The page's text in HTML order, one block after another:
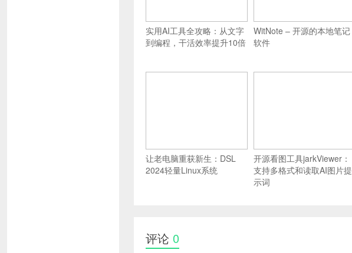
实用AI工具全攻略：从文字
到编程，干活效率提升10倍
WitNote – 开源的本地笔记
软件
让老电脑重获新生：DSL
2024轻量Linux系统
开源看图工具jarkViewer：
支持多格式和读取AI图片提
示词
评论 0